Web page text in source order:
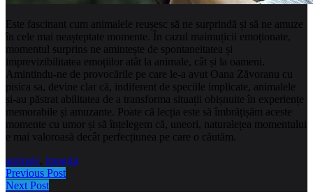
Este fascinant cum animalele reușesc să ne surprindă și să ne amuze
în cele mai neașteptate momente. În cazul maimuțicii emoționate,
momentul surprins ne amintește de spontaneitatea și
imprevizibilitatea emoțiilor atât la animale, cât și la oameni.
Amintindu-ne de provocările pe care le-a avut Oana Zăvoranu cu
pisica sa, devine clar că, indiferent de speciile implicate, animalele
și-au păstrat abilitatea de a transforma situații obișnuite în experiențe
memorabile și amuzante. Poate că lecția este să îmbrățișăm aceste
momente cu umor și să înțelegem că, uneori, naturalețea momentului
e mai valoroasă decât perfecțiunea pe care o căutăm.
animale, imagini
Previous Post
Next Post